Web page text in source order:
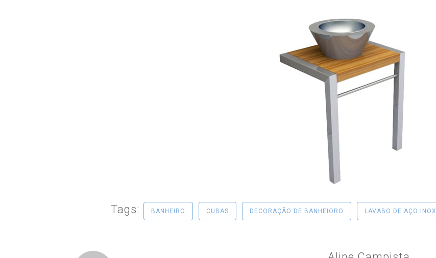
Tags: BANHEIRO CUBAS DECORAÇÃO DE BANHEIORO LAVABO DE AÇO INOX